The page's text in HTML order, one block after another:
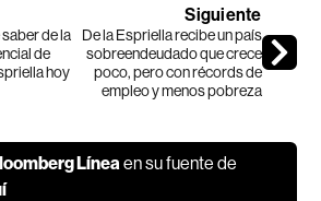
de la
de
hoy
Siguiente
De la Espriella recibe un país
sobreendeudado que crece
poco, pero con récords de
empleo y menos pobreza
Línea en su fuente de